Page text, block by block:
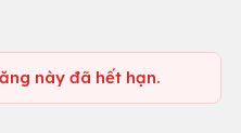
này đã hết hạn.